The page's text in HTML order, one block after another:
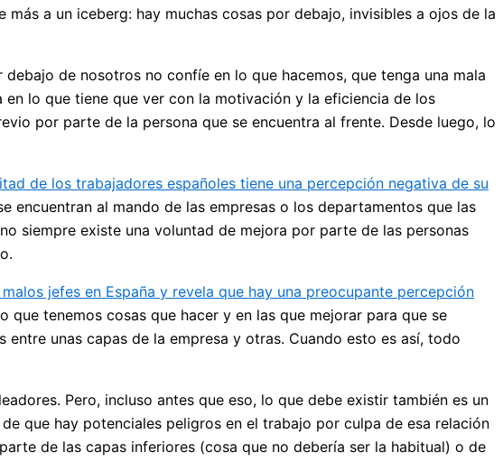
a un iceberg: hay muchas cosas por debajo, invisibles a ojos de la
de nosotros no confíe en lo que hacemos, que tenga una mala
lo que tiene que ver con la motivación y la eficiencia de los
por parte de la persona que se encuentra al frente. Desde luego, lo
de los trabajadores españoles tiene una percepción negativa de su
encuentran al mando de las empresas o los departamentos que las
siempre existe una voluntad de mejora por parte de las personas
jefes en España y revela que hay una preocupante percepción
tenemos cosas que hacer y en las que mejorar para que se
unas capas de la empresa y otras. Cuando esto es así, todo
Pero, incluso antes que eso, lo que debe existir también es un
que hay potenciales peligros en el trabajo por culpa de esa relación
de las capas inferiores (cosa que no debería ser la habitual) o de